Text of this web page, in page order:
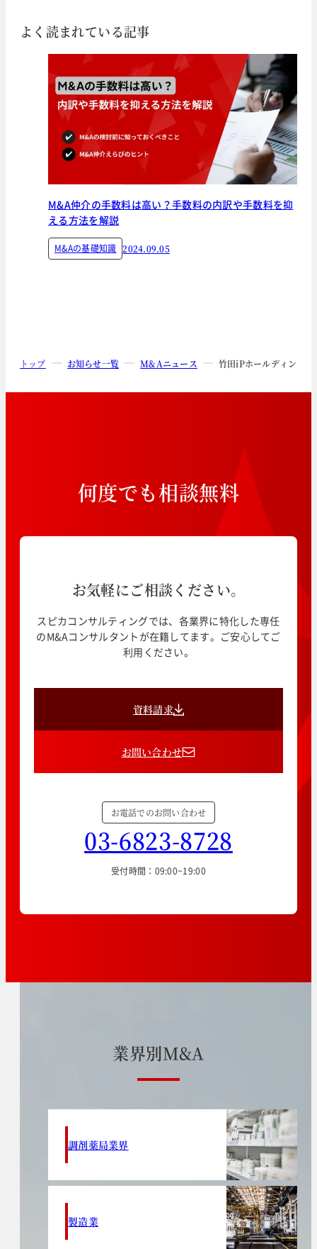
よく読まれている記事
M&A仲介の手数料は高い？手数料の内訳や手数料を抑
える方法を解説
M&Aの基礎知識 2024.09.05
トップ お知らせ一覧 M&Aニュース 竹田iPホールディング
何度でも相談無料
お気軽にご相談ください。
スピカコンサルティングでは、各業界に特化した専任
のM&Aコンサルタントが在籍してます。ご安心してご
利用ください。
資料請求
お問い合わせ
お電話でのお問い合わせ
03-6823-8728
受付時間：09:00~19:00
業界別M&A
調剤薬局業界
製造業